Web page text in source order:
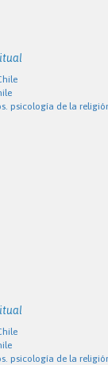
psicología de la
psicología de la